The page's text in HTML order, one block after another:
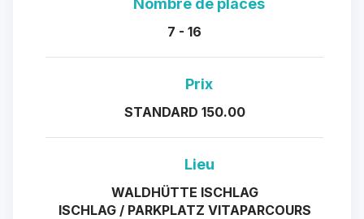
Nombre de places
7 - 16
Prix
STANDARD 150.00
Lieu
WALDHÜTTE ISCHLAG
ISCHLAG / PARKPLATZ VITAPARCOURS